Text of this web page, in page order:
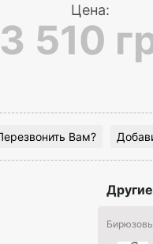
Цена:
3 510
Вам?